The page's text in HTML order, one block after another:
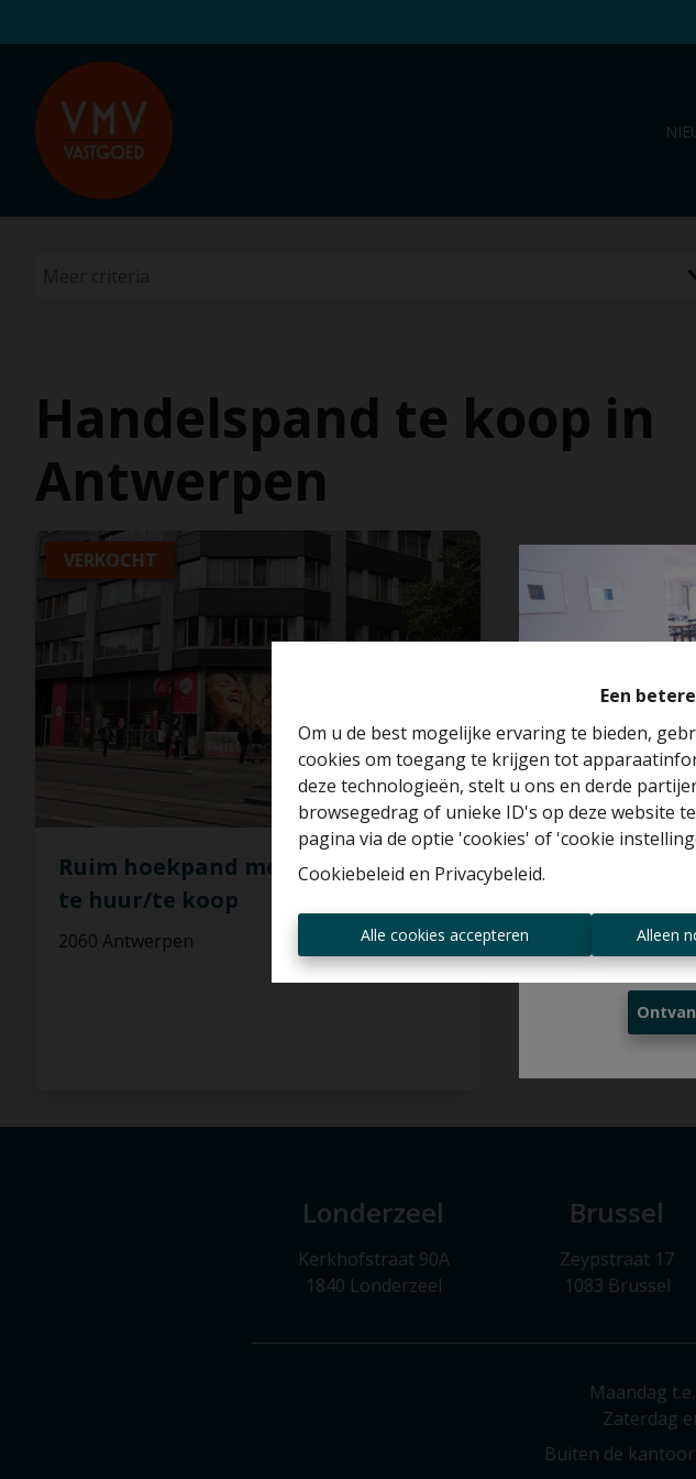
Een
Om u de best mogelijke ervaring te bieden,
cookies om toegang te krijgen tot
deze technologieën, stelt u ons en derde
browsegedrag of unieke ID's op deze website
pagina via de optie 'cookies' of 'cookie
Cookiebeleid en Privacybeleid.
Alle cookies accepteren Alleen
Handelspand te koop in
Antwerpen
VERKOCHT
Ruim hoekpand met grote ramen
te huur/te koop
2060 Antwerpen
Londerzeel
Kerkhofstraat 90A
1840 Londerzeel
Brussel
Zeypstraat 17
1083 Brussel
Maandag
Zaterdag
Buiten de
Benieuwd
Altijd als